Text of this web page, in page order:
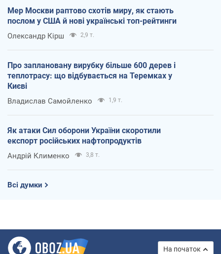
Мер Москви раптово схотів миру, як стають
послом у США й нові українські топ-рейтинги
Олександр Кірш 2,9 т.
Про заплановану вирубку більше 600 дерев і
теплотрасу: що відбувається на Теремках у
Києві
Владислав Самойленко 1,9 т.
Як атаки Сил оборони України скоротили
експорт російських нафтопродуктів
Андрій Клименко 3,8 т.
Всі думки
На початок